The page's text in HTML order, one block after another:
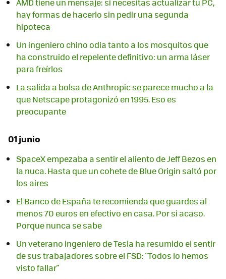
hay formas de hacerlo sin pedir una segunda
hipoteca
Un ingeniero chino odia tanto a los mosquitos que
ha construido el repelente definitivo: un arma láser
para freírlos
La salida a bolsa de Anthropic se parece mucho a la
que Netscape protagonizó en 1995. Eso es
preocupante
01 junio
SpaceX empezaba a sentir el aliento de Jeff Bezos en
la nuca. Hasta que un cohete de Blue Origin saltó por
los aires
El Banco de España te recomienda que guardes al
menos 70 euros en efectivo en casa. Por si acaso.
Porque nunca se sabe
Un veterano ingeniero de Tesla ha resumido el sentir
de sus trabajadores sobre el FSD: "Todos lo hemos
visto fallar"